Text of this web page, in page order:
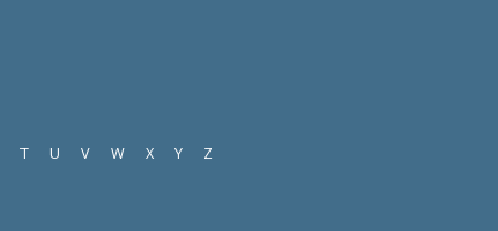
T U V W X Y Z